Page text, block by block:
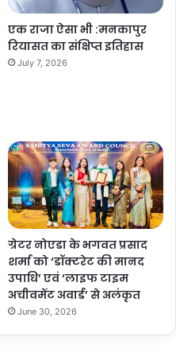
एक राजा ऐसा भी :मनकापुर
रियासत का संक्षिप्त इतिहास
July 7, 2026
ग्रेटर नोएडा के भगवत प्रसाद
शर्मा को ‘डॉक्टरेट की मानद
उपाधि’ एवं ‘लाइफ टाइम
अचीवमेंट अवार्ड’ से अलंकृत
June 30, 2026